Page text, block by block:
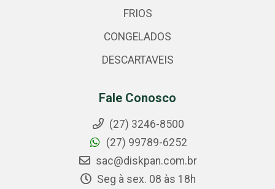
FRIOS
CONGELADOS
DESCARTAVEIS
Fale Conosco
(27) 3246-8500
(27) 99789-6252
sac@diskpan.com.br
Seg à sex. 08 às 18h